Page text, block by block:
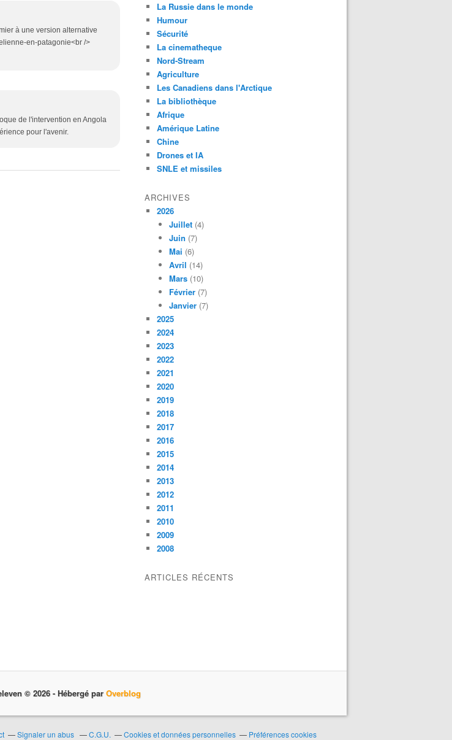
à une version alternative
en-patagonie<br />
de l'intervention en Angola
pour l'avenir.
La Russie dans le monde
Humour
Sécurité
La cinematheque
Nord-Stream
Agriculture
Les Canadiens dans l'Arctique
La bibliothèque
Afrique
Amérique Latine
Chine
Drones et IA
SNLE et missiles
ARCHIVES
2026
Juillet (4)
Juin (7)
Mai (6)
Avril (14)
Mars (10)
Février (7)
Janvier (7)
2025
2024
2023
2022
2021
2020
2019
2018
2017
2016
2015
2014
2013
2012
2011
2010
2009
2008
ARTICLES RÉCENTS
© 2026 - Hébergé par Overblog
Signaler un abus C.G.U. Cookies et données personnelles Préférences cookies